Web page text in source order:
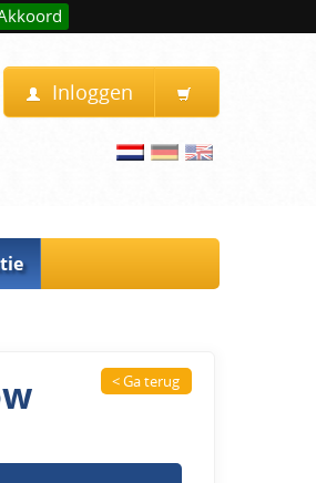
Inloggen
< Ga terug